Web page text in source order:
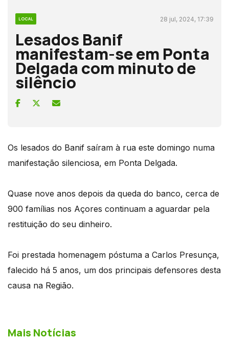
LOCAL 28 jul, 2024, 17:39
Lesados Banif
manifestam-se em Ponta
Delgada com minuto de
silêncio
Os lesados do Banif saíram à rua este domingo numa
manifestação silenciosa, em Ponta Delgada.
Quase nove anos depois da queda do banco, cerca de
900 famílias nos Açores continuam a aguardar pela
restituição do seu dinheiro.
Foi prestada homenagem póstuma a Carlos Presunça,
falecido há 5 anos, um dos principais defensores desta
causa na Região.
Mais Notícias